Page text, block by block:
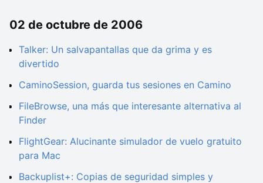
02 de octubre de 2006
Talker: Un salvapantallas que da grima y es
divertido
CaminoSession, guarda tus sesiones en Camino
FileBrowse, una más que interesante alternativa al
Finder
FlightGear: Alucinante simulador de vuelo gratuito
para Mac
Backuplist+: Copias de seguridad simples y